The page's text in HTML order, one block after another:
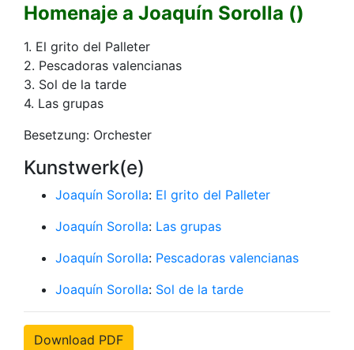
Homenaje a Joaquín Sorolla ()
1. El grito del Palleter
2. Pescadoras valencianas
3. Sol de la tarde
4. Las grupas
Besetzung: Orchester
Kunstwerk(e)
Joaquín Sorolla: El grito del Palleter
Joaquín Sorolla: Las grupas
Joaquín Sorolla: Pescadoras valencianas
Joaquín Sorolla: Sol de la tarde
Download PDF